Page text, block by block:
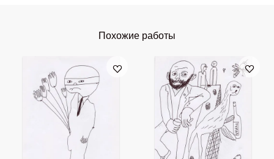
Похожие работы